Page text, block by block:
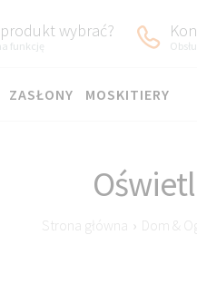
wybrać?
funkcję
ZASŁONY MOSKITIERY
Strona główna › Dom &